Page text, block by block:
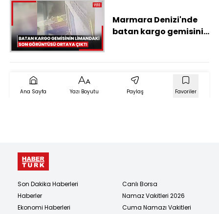
Marmara Denizi'nde
batan kargo gemisinin
Ana Sayfa Yazı Boyutu Paylaş Favoriler
Son Dakika Haberleri
Haberler
Ekonomi Haberleri
Canlı Borsa
Namaz Vakitleri 2026
Cuma Namazı Vakitleri